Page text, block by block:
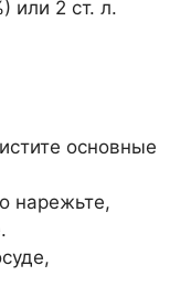
или 2 ст. л.
основные
нарежьте,